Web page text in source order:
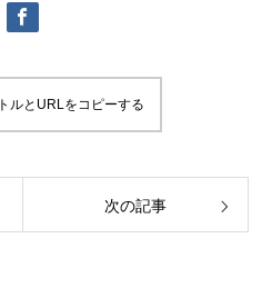
ルとURLをコピーする
次の記事